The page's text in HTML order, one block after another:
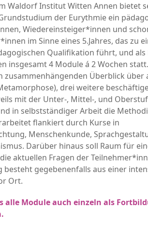
Waldorf Institut Witten Annen bietet
der Eurythmie ein
Wiedereinsteiger*innen und
im Sinne eines 5.Jahres, das zu
Qualifikation führt, und als
insgesamt 4 Module á 2 Wochen
zusammenhängenden Überblick über
drei weitere
mit der Unter-, Mittel-, und
in selbstständiger Arbeit die
flankiert durch Kurse in
Menschenkunde,
Darüber hinaus soll Raum für
aktuellen Fragen der
besteht gegebenenfalls aus einer
Ort.
alle Module auch einzeln als